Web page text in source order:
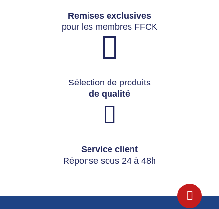
Remises exclusives
pour les membres FFCK
Sélection de produits
de qualité
Service client
Réponse sous 24 à 48h